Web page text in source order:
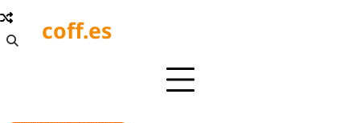
Skip
to
content
coff.es